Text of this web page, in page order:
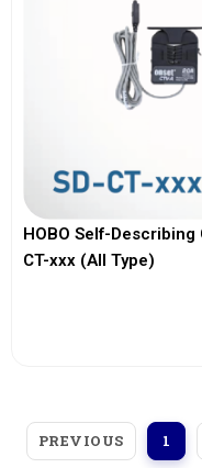
HOBO Self-
CT-xxx (All Type)
PREVIOUS 1